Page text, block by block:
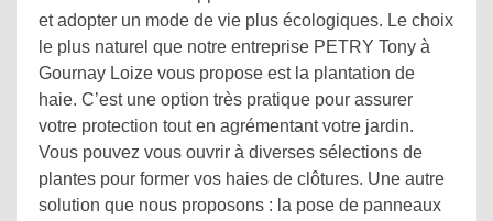
et adopter un mode de vie plus écologiques. Le choix
le plus naturel que notre entreprise PETRY Tony à
Gournay Loize vous propose est la plantation de
haie. C’est une option très pratique pour assurer
votre protection tout en agrémentant votre jardin.
Vous pouvez vous ouvrir à diverses sélections de
plantes pour former vos haies de clôtures. Une autre
solution que nous proposons : la pose de panneaux